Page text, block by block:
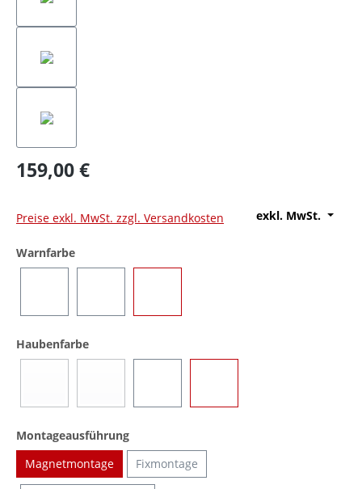
159,00 €
exkl. MwSt.
Preise exkl. MwSt. zzgl. Versandkosten
Warnfarbeauswählen
Haubenfarbeauswählen
Montageausführungauswählen
Magnetmontage
Fixmontage